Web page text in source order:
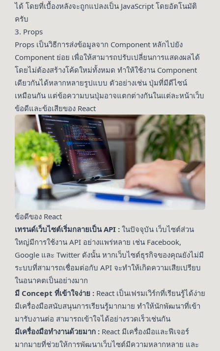
ได้ โดยที่เบื้องหลังจะถูกแปลงเป็น JavaScript โดยอัตโนมัติ
ครับ
3. Props
Props เป็นวิธีการส่งข้อมูลจาก Component หลักไปยัง
Component ย่อย เพื่อให้สามารถปรับเปลี่ยนการแสดงผลได้
โดยไม่ต้องสร้างโค้ดใหม่ทั้งหมด ทำให้ใช้งาน Component
เดียวกันได้หลากหลายรูปแบบ ตัวอย่างเช่น ปุ่มที่มีดีไซน์
เหมือนกัน แต่ข้อความบนปุ่มอาจแตกต่างกันในแต่ละหน้าเว็บ
ข้อดีและข้อเสียของ React
ข้อดีของ React
เทรนด์เว็บไซต์เริ่มกลายเป็น API : ในปัจจุบัน เว็บไซต์ส่วน
ใหญ่มีการใช้งาน API อย่างแพร่หลาย เช่น Facebook,
Google และ Twitter ดังนั้น หากเว็บไซต์ธุรกิจของคุณยังไม่มี
ระบบที่สามารถเชื่อมต่อกับ API จะทำให้เกิดความเสียเปรียบ
ในอนาคตเป็นอย่างมาก
มี Concept ที่เข้าใจง่าย : React เป็นเฟรมเวิร์กที่เรียนรู้ได้ง่าย
มีเครื่องมือสนับสนุนการเรียนรู้มากมาย ทำให้นักพัฒนาที่เข้า
มารับงานต่อ สามารถเข้าใจได้อย่างรวดเร็วเช่นกัน
มีเครื่องมือทำงานด้วยมาก : React มีเครื่องมือและฟีเจอร์
มากมายที่ช่วยให้การพัฒนาเว็บไซต์มีความหลากหลาย และ